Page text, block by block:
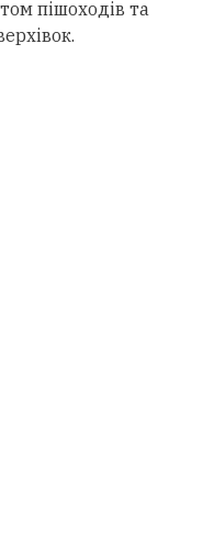
пішоходів та